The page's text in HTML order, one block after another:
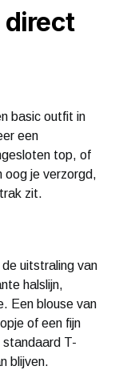
direct
basic outfit in
een
top, of
oog je verzorgd,
zit.
uitstraling van
halslijn,
Een blouse van
of een fijn
T-
blijven.